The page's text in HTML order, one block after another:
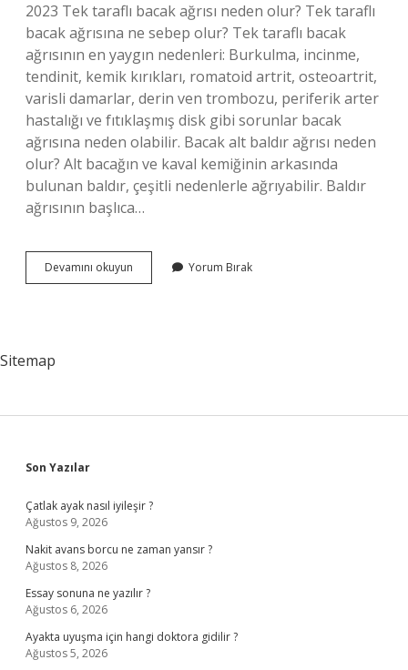
2023 Tek taraflı bacak ağrısı neden olur? Tek taraflı
bacak ağrısına ne sebep olur? Tek taraflı bacak
ağrısının en yaygın nedenleri: Burkulma, incinme,
tendinit, kemik kırıkları, romatoid artrit, osteoartrit,
varisli damarlar, derin ven trombozu, periferik arter
hastalığı ve fıtıklaşmış disk gibi sorunlar bacak
ağrısına neden olabilir. Bacak alt baldır ağrısı neden
olur? Alt bacağın ve kaval kemiğinin arkasında
bulunan baldır, çeşitli nedenlerle ağrıyabilir. Baldır
ağrısının başlıca…
Devamını okuyun Bacaklarda
Ağrı
Yorum Bırak
Sitemap
Sidebar
Son Yazılar
Çatlak ayak nasıl iyileşir ?
Ağustos 9, 2026
Nakit avans borcu ne zaman yansır ?
Ağustos 8, 2026
Essay sonuna ne yazılır ?
Ağustos 6, 2026
Ayakta uyuşma için hangi doktora gidilir ?
Ağustos 5, 2026